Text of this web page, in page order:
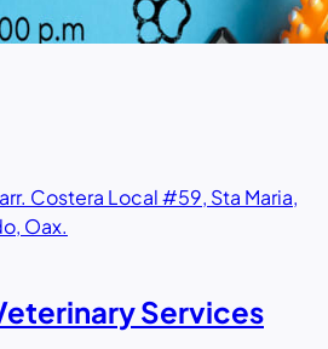
Costera Local #59, Sta Maria,
Oax.
Services